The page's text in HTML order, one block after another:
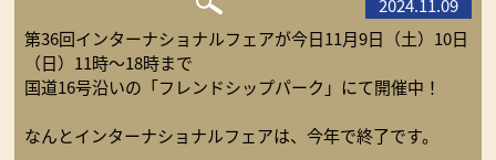
2024.11.09
第36回インターナショナルフェアが今日11月9日（土）10日
（日）11時～18時まで
国道16号沿いの「フレンドシップパーク」にて開催中！
なんとインターナショナルフェアは、今年で終了です。